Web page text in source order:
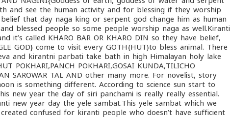
and see the human activity and for blessing if they worship
that day naga king or serpent god change him as human
blessed people so some people worship naga as well.Kiranti
it’s called KHARO BAR OR KHARO DIN so they have belief,
GOD} come to visit every GOTH{HUT}to bless animal. There
and kirantni parbati take bath in high Himalayan holy lake
POKHARI,PANCH POKHARI,GOSAI KUNDA,TILICHO
SAROWAR TAL AND other many more. For novelist, story
is something different. According to science sun start to
new year the day of siri panchami is really really essential.
new year day the yele sambat.This yele sambat which we
confused for kiranti people who doesn’t have sufficient